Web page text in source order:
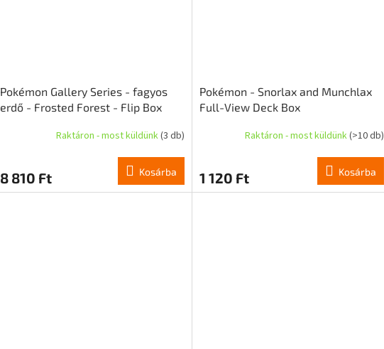
Pokémon Gallery Series - fagyos
erdő - Frosted Forest - Flip Box
Raktáron - most küldünk(3 db)
8 810 Ft Kosárba
Pokémon - Snorlax and Munchlax
Full-View Deck Box
Raktáron - most küldünk(>10 db)
1 120 Ft Kosárba